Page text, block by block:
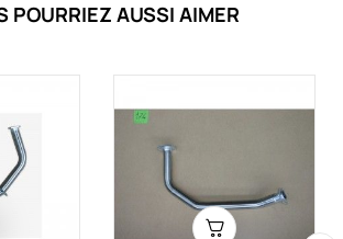
POURRIEZ AUSSI AIMER